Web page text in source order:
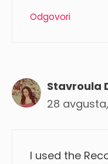
Odgovori
Stavroula
28
I used the